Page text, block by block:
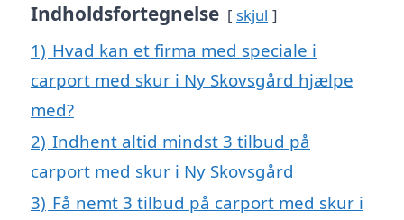
Indholdsfortegnelse skjul
1) Hvad kan et firma med speciale i
carport med skur i Ny Skovsgård hjælpe
med?
2) Indhent altid mindst 3 tilbud på
carport med skur i Ny Skovsgård
3) Få nemt 3 tilbud på carport med skur i